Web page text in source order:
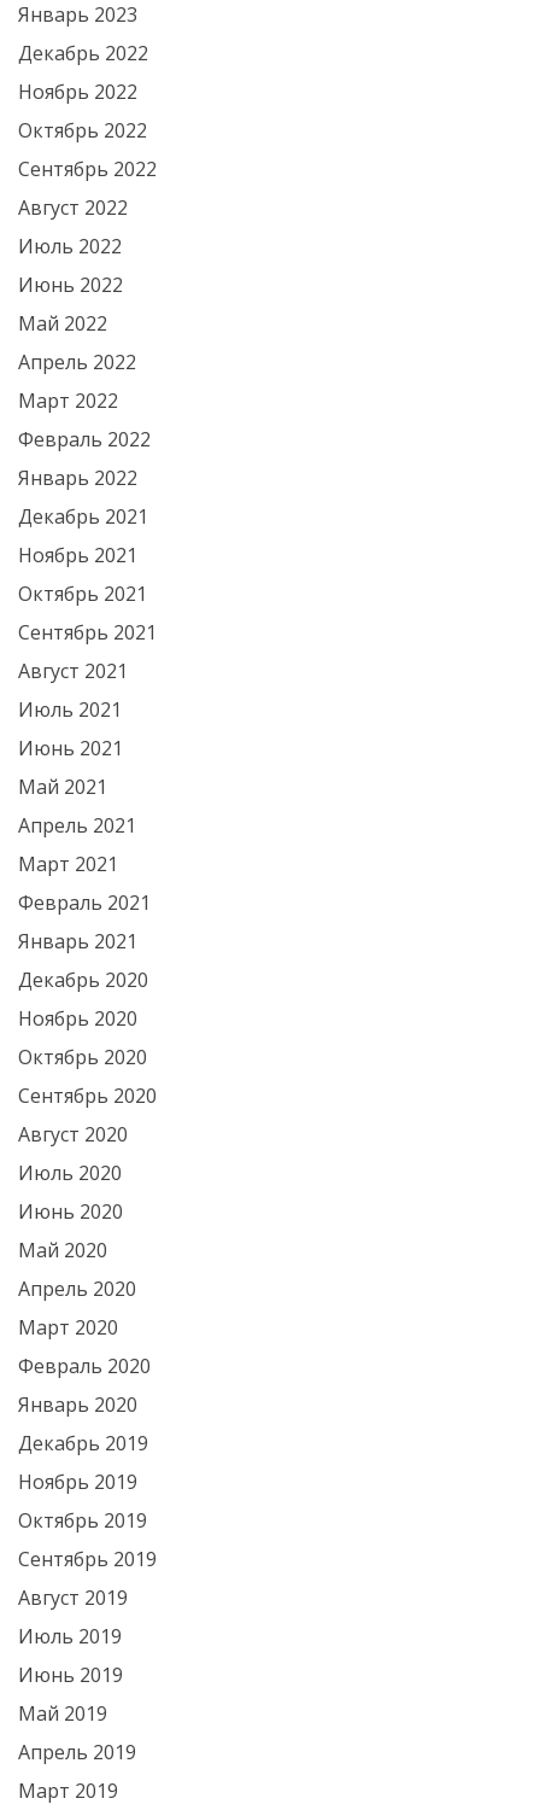
Январь 2023
Декабрь 2022
Ноябрь 2022
Октябрь 2022
Сентябрь 2022
Август 2022
Июль 2022
Июнь 2022
Май 2022
Апрель 2022
Март 2022
Февраль 2022
Январь 2022
Декабрь 2021
Ноябрь 2021
Октябрь 2021
Сентябрь 2021
Август 2021
Июль 2021
Июнь 2021
Май 2021
Апрель 2021
Март 2021
Февраль 2021
Январь 2021
Декабрь 2020
Ноябрь 2020
Октябрь 2020
Сентябрь 2020
Август 2020
Июль 2020
Июнь 2020
Май 2020
Апрель 2020
Март 2020
Февраль 2020
Январь 2020
Декабрь 2019
Ноябрь 2019
Октябрь 2019
Сентябрь 2019
Август 2019
Июль 2019
Июнь 2019
Май 2019
Апрель 2019
Март 2019